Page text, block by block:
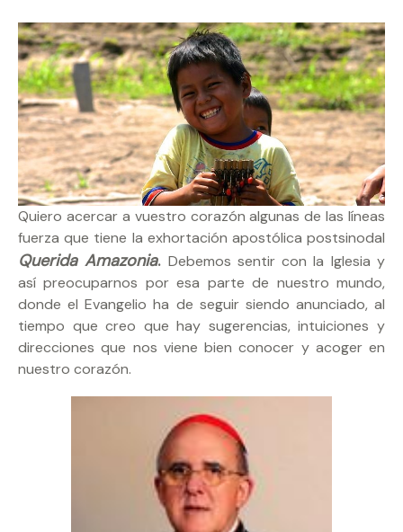
Quiero acercar a vuestro corazón algunas de las líneas
fuerza que tiene la exhortación apostólica postsinodal
Querida Amazonia. Debemos sentir con la Iglesia y
así preocuparnos por esa parte de nuestro mundo,
donde el Evangelio ha de seguir siendo anunciado, al
tiempo que creo que hay sugerencias, intuiciones y
direcciones que nos viene bien conocer y acoger en
nuestro corazón.